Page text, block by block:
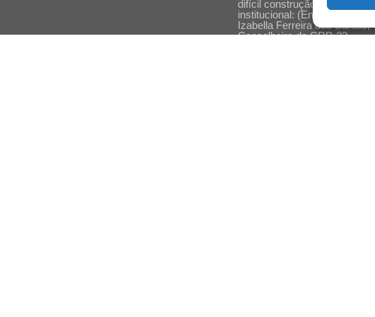
difícil construção do
institucional: (En)cena
Izabella Ferreira dos Santos,
Conselheira do CRP-23